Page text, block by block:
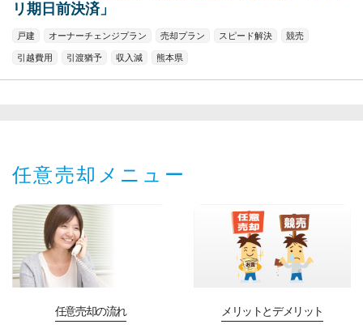
リ期日前決済」
戸建 オーナーチェンジプラン 売却プラン スピード解決 競売
引越費用 引渡猶予 収入減 熊本県
任意売却メニュー
任意売却の流れ メリットとデメリット